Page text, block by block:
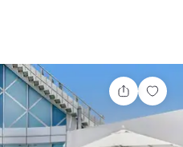
Partager